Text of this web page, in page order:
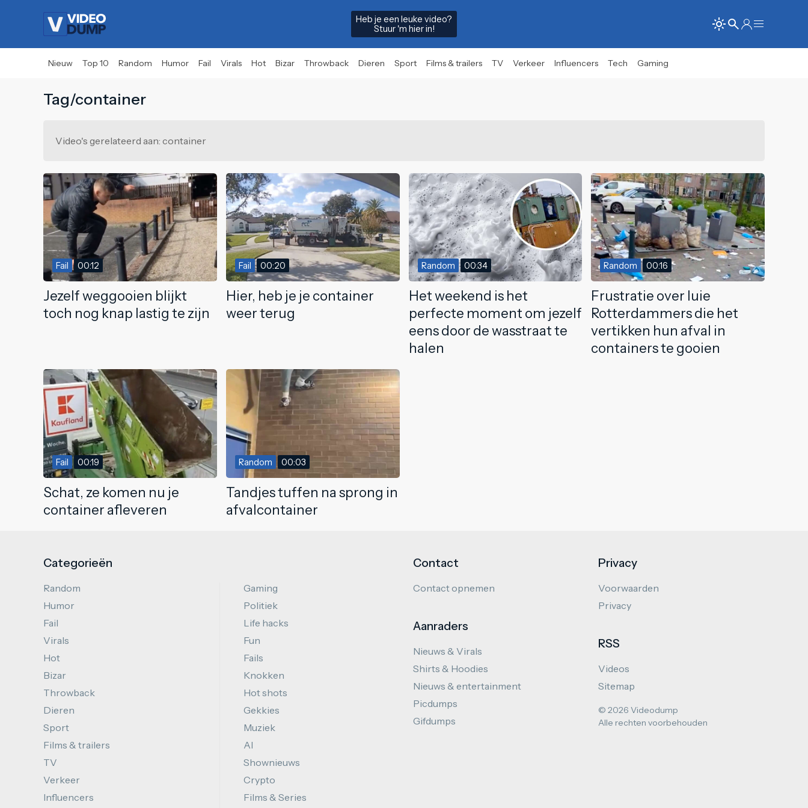
Heb je een leuke video?
Stuur 'm hier in!
Nieuw Top 10 Random Humor Fail Virals Hot Bizar Throwback Dieren Sport Films & trailers TV Verkeer Influencers Tech Gaming
Tag/container
Video's gerelateerd aan: container
Fail 00:12
Jezelf weggooien blijkt
toch nog knap lastig te zijn
Fail 00:20
Hier, heb je je container
weer terug
Random 00:34
Het weekend is het
perfecte moment om jezelf
eens door de wasstraat te
halen
Random 00:16
Frustratie over luie
Rotterdammers die het
vertikken hun afval in
containers te gooien
Fail 00:19
Schat, ze komen nu je
container afleveren
Random 00:03
Tandjes tuffen na sprong in
afvalcontainer
Categorieën
Random
Humor
Fail
Virals
Hot
Bizar
Throwback
Dieren
Sport
Films & trailers
TV
Verkeer
Influencers
Gaming
Politiek
Life hacks
Fun
Fails
Knokken
Hot shots
Gekkies
Muziek
AI
Shownieuws
Crypto
Films & Series
Contact
Contact opnemen
Aanraders
Nieuws & Virals
Shirts & Hoodies
Nieuws & entertainment
Picdumps
Gifdumps
Privacy
Voorwaarden
Privacy
RSS
Videos
Sitemap
© 2026 Videodump
Alle rechten voorbehouden